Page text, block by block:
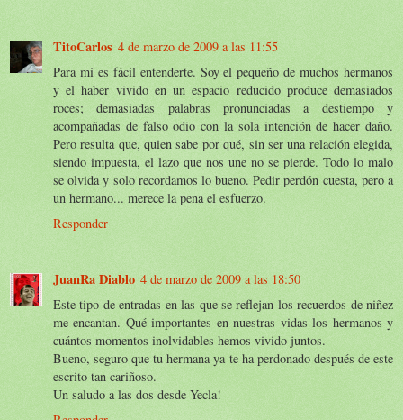
TitoCarlos 4 de marzo de 2009 a las 11:55
Para mí es fácil entenderte. Soy el pequeño de muchos hermanos
y el haber vivido en un espacio reducido produce demasiados
roces; demasiadas palabras pronunciadas a destiempo y
acompañadas de falso odio con la sola intención de hacer daño.
Pero resulta que, quien sabe por qué, sin ser una relación elegida,
siendo impuesta, el lazo que nos une no se pierde. Todo lo malo
se olvida y solo recordamos lo bueno. Pedir perdón cuesta, pero a
un hermano... merece la pena el esfuerzo.
Responder
JuanRa Diablo 4 de marzo de 2009 a las 18:50
Este tipo de entradas en las que se reflejan los recuerdos de niñez
me encantan. Qué importantes en nuestras vidas los hermanos y
cuántos momentos inolvidables hemos vivido juntos.
Bueno, seguro que tu hermana ya te ha perdonado después de este
escrito tan cariñoso.
Un saludo a las dos desde Yecla!